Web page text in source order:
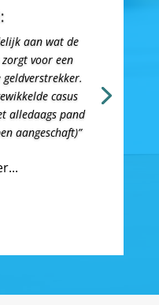
aan wat de
voor een
casus
alledaags pand
aangeschaft)”